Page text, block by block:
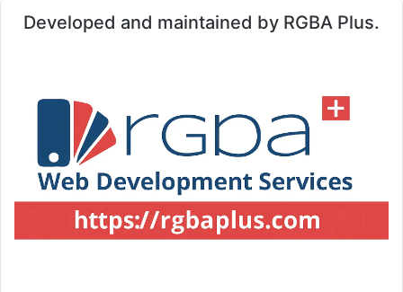
Developed and maintained by RGBA Plus.